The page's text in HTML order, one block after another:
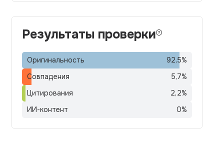
Результаты проверки
Оригинальность 92,5%
Совпадения
5,7%
Цитирования
2,2%
ИИ-контент
0%